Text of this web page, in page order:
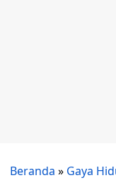
Beranda » Gaya